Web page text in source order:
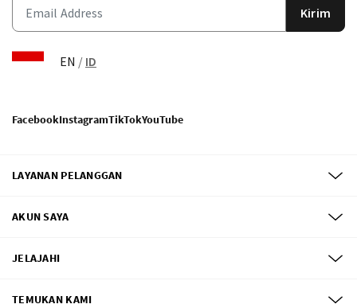
Kirim
EN / ID
FacebookInstagramTikTokYouTube
LAYANAN PELANGGAN
AKUN SAYA
JELAJAHI
TEMUKAN KAMI